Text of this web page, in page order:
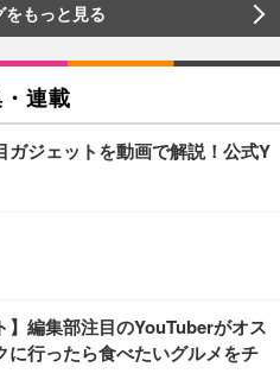
をもっと見る
連載
ガジェットを動画で解説！公式Y
】編集部注目のYouTuberがオス
に行ったら食べたいグルメをチ